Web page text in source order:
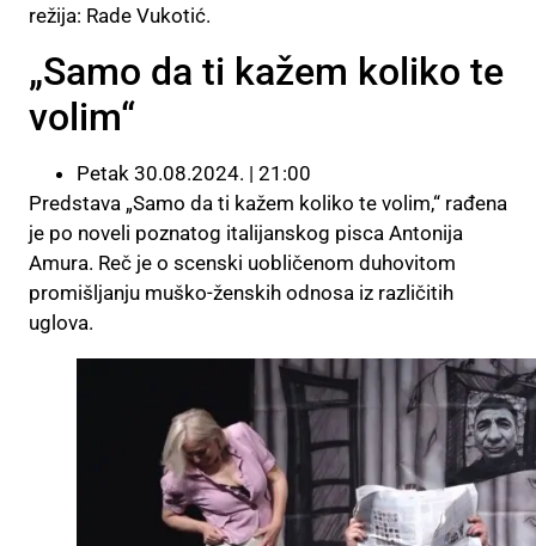
režija: Rade Vukotić.
„Samo da ti kažem koliko te
volim“
Petak 30.08.2024. | 21:00
Predstava „Samo da ti kažem koliko te volim,“ rađena
je po noveli poznatog italijanskog pisca Antonija
Amura. Reč je o scenski uobličenom duhovitom
promišljanju muško-ženskih odnosa iz različitih
uglova.